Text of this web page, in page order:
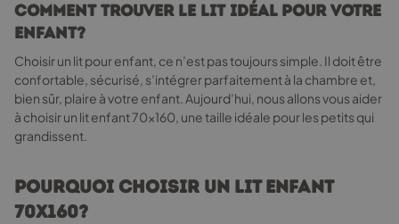
produit
Comment trouver le lit idéal pour votre
enfant?
Choisir un lit pour enfant, ce n’est pas toujours simple. Il doit être
confortable, sécurisé, s’intégrer parfaitement à la chambre et,
bien sûr, plaire à votre enfant. Aujourd’hui, nous allons vous aider
à choisir un lit enfant 70x160, une taille idéale pour les petits qui
grandissent.
Pourquoi choisir un lit enfant
70x160?